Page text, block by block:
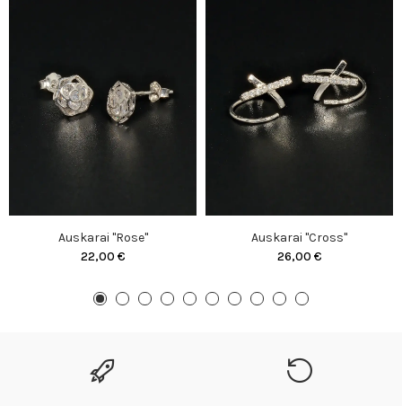
Auskarai "Rose"
22,00 €
Auskarai "Cross"
26,00 €